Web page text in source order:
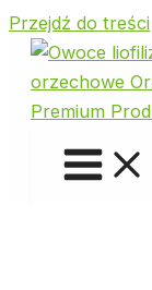
Przejdź do treści